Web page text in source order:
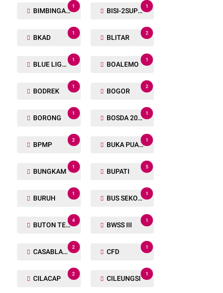
BIMBINGAN ROHANI
1
BISI-2SUPER
1
BKAD
1
BLITAR
2
BLUE LIGHT
1
BOALEMO
1
BODREK
1
BOGOR
2
BORONG
1
BOSDA 2024
1
BPMP
2
BUKA PUASA BERSAMA
1
BUNGKAM
1
BUPATI
5
BURUH
1
BUS SEKOLAH
1
BUTON TENGAH
4
BWSS III
1
CASABLANCA
2
CFD
1
CILACAP
2
CILEUNGSI
1